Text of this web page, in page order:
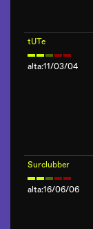
tUTe
alta:11/03/04
Surclubber
alta:16/06/06